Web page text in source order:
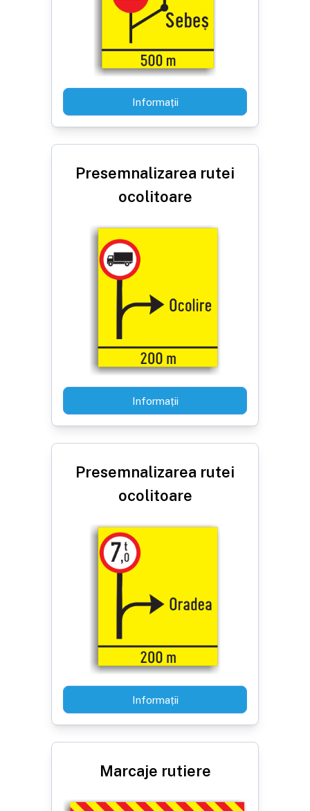
Informații
Presemnalizarea rutei
ocolitoare
Informații
Presemnalizarea rutei
ocolitoare
Informații
Marcaje rutiere